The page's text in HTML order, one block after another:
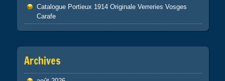
Catalogue Portieux 1914 Originale Verreries Vosges
Carafe
Archives